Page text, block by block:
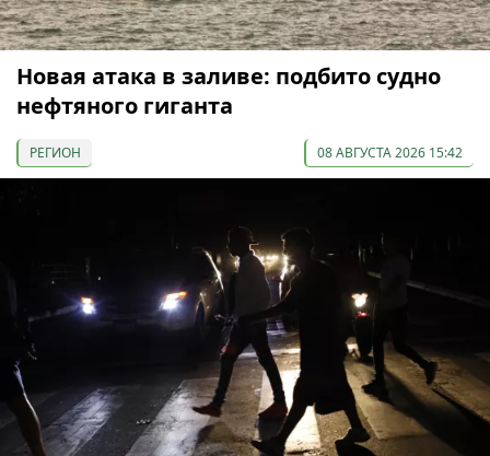
Новая атака в заливе: подбито судно
нефтяного гиганта
РЕГИОН 08 АВГУСТА 2026 15:42